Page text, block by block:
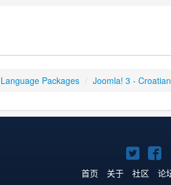
Packages / Joomla! 3 - Croatian
Twitter
主 主
首页 关于 社区 论